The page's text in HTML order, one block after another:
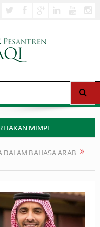
MIMPI
PERANG BADAR
DALAM BAHASA ARAB